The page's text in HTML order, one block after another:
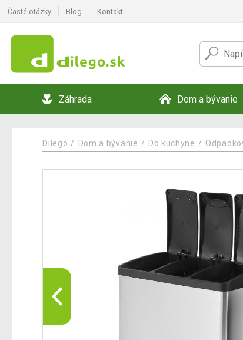
Časté otázky Blog Kontakt
Záhrada Dom a bývanie
Dilego Dom a bývanie Do kuchyne